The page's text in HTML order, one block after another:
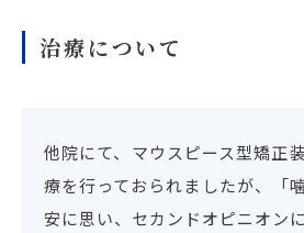
治療について
他院にて、マウスピース型矯正
療を行っておられましたが、「
安に思い、セカンドオピニオン